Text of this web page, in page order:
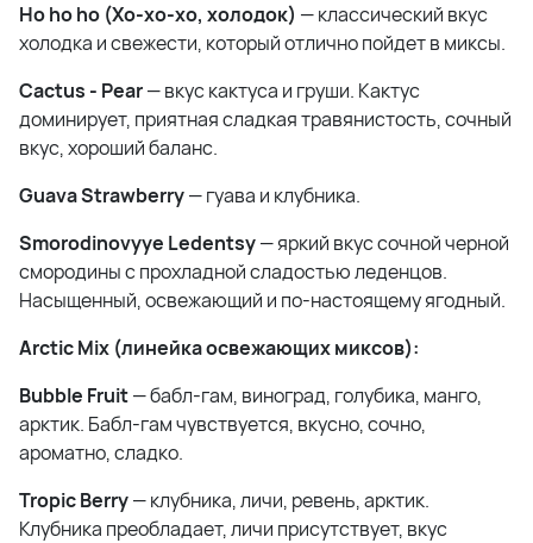
Ho ho ho (Хо-хо-хо, холодок) — классический вкус
холодка и свежести, который отлично пойдет в миксы.
Cactus - Pear— вкус кактуса и груши. Кактус
доминирует, приятная сладкая травянистость, сочный
вкус, хороший баланс.
Guava Strawberry— гуава и клубника.
Smorodinovyye Ledentsy— яркий вкус сочной черной
смородины с прохладной сладостью леденцов.
Насыщенный, освежающий и по-настоящему ягодный.
Arctic Mix (линейка освежающих миксов):
Bubble Fruit— бабл-гам, виноград, голубика, манго,
арктик. Бабл-гам чувствуется, вкусно, сочно,
ароматно, сладко.
Tropic Berry— клубника, личи, ревень, арктик.
Клубника преобладает, личи присутствует, вкус